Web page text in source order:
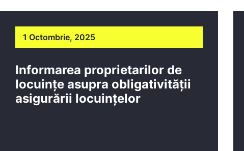
1 Octombrie, 2025
Informarea proprietarilor de
locuințe asupra obligativității
asigurării locuințelor